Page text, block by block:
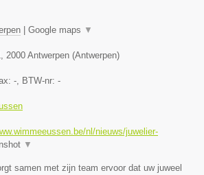
Google maps ▼
, 2000 Antwerpen (Antwerpen)
-, BTW-nr: -
nl/nieuws/juwelier-
▼
samen met zijn team ervoor dat uw juweel